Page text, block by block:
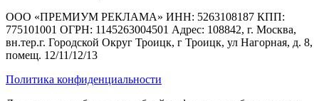
ООО «ПРЕМИУМ РЕКЛАМА» ИНН: 5263108187 КПП:
775101001 ОГРН: 1145263004501 Адрес: 108842, г. Москва,
вн.тер.г. Городской Округ Троицк, г Троицк, ул Нагорная, д. 8,
помещ. 12/11/12/13
Политика конфиденциальности